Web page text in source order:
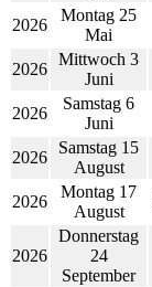
2026
Montag 25
Mai
2026
Mittwoch 3
Juni
2026
Samstag 6
Juni
2026
Samstag 15
August
2026
Montag 17
August
2026
Donnerstag
24
September